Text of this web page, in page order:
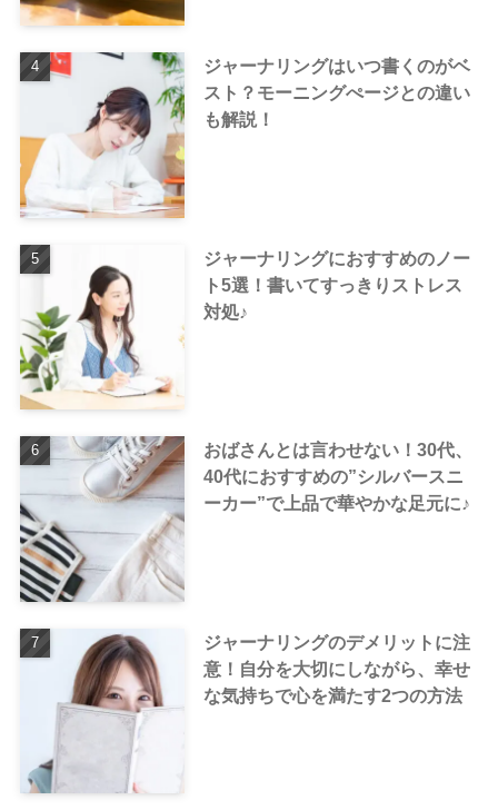
ジャーナリングはいつ書くのがベ
スト？モーニングぺージとの違い
も解説！
ジャーナリングにおすすめのノー
ト5選！書いてすっきりストレス
対処♪
おばさんとは言わせない！30代、
40代におすすめの”シルバースニ
ーカー”で上品で華やかな足元に♪
ジャーナリングのデメリットに注
意！自分を大切にしながら、幸せ
な気持ちで心を満たす2つの方法